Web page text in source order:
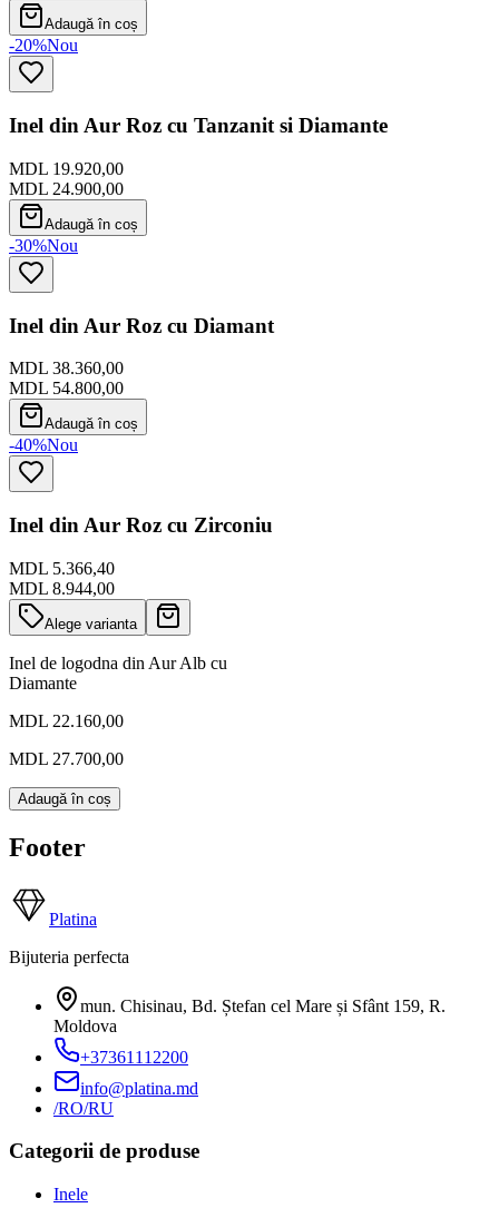
Adaugă în coș
-20%Nou
Inel din Aur Roz cu Tanzanit si Diamante
MDL 19.920,00
MDL 24.900,00
Adaugă în coș
-30%Nou
Inel din Aur Roz cu Diamant
MDL 38.360,00
MDL 54.800,00
Adaugă în coș
-40%Nou
Inel din Aur Roz cu Zirconiu
MDL 5.366,40
MDL 8.944,00
Alege varianta
Inel de logodna din Aur Alb cu
Diamante
MDL 22.160,00
MDL 27.700,00
Adaugă în coș
Footer
Platina
Bijuteria perfecta
mun. Chisinau, Bd. Ștefan cel Mare și Sfânt 159, R.
Moldova
+37361112200
info@platina.md
/RO/RU
Categorii de produse
Inele